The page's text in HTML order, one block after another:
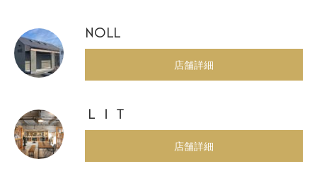
NOLL
店舗詳細
ＬＩＴ
店舗詳細